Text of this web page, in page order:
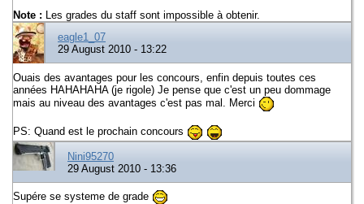
Note : Les grades du staff sont impossible à obtenir.
eagle1_07
29 August 2010 - 13:22
Ouais des avantages pour les concours, enfin depuis toutes ces
années HAHAHAHA (je rigole) Je pense que c'est un peu dommage
mais au niveau des avantages c'est pas mal. Merci
PS: Quand est le prochain concours
Nini95270
29 August 2010 - 13:36
Supére se systeme de grade